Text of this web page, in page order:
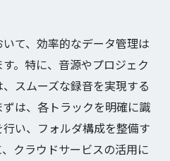
て、効率的なデータ管理は
。特に、音源やプロジェク
スムーズな録音を実現する
は、各トラックを明確に識
い、フォルダ構成を整備す
クラウドサービスの活用に